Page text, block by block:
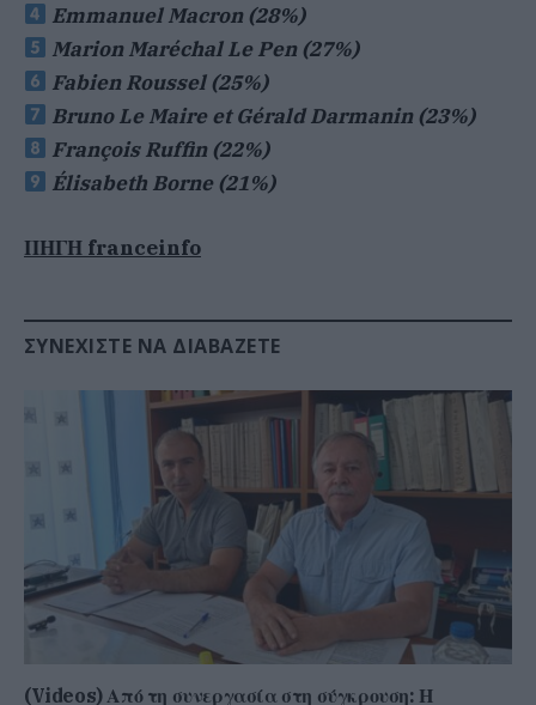
Emmanuel Macron (28%)
Marion Maréchal Le Pen (27%)
Fabien Roussel (25%)
Bruno Le Maire et Gérald Darmanin (23%)
François Ruffin (22%)
Élisabeth Borne (21%)
ΠΗΓΗ franceinfo
ΣΥΝΕΧΊΣΤΕ ΝΑ ΔΙΑΒΆΖΕΤΕ
(Videos) Από τη συνεργασία στη σύγκρουση: Η